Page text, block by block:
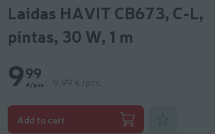
Laidas HAVIT CB673, C-L,
pintas, 30 W, 1 m
999
€/pcs. 9,99 €/pcs.
Add to cart